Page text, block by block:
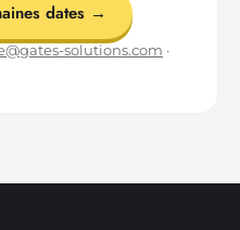
dates →
solutions.com ·